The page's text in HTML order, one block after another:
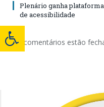
Plenário ganha plataforma
de acessibilidade
Os comentários estão